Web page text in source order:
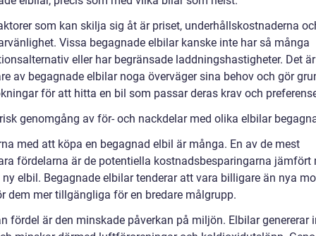
som kan skilja sig åt är priset, underhållskostnaderna
Vissa begagnade elbilar kanske inte har så många
eller har begränsade laddningshastigheter. Det
av begagnade elbilar noga överväger sina behov och gör
för att hitta en bil som passar deras krav och
genomgång av för- och nackdelar med olika elbilar
med att köpa en begagnad elbil är många. En av de mest
fördelarna är de potentiella kostnadsbesparingarna jämfört
ny elbil. Begagnade elbilar tenderar att vara billigare än nya
dem mer tillgängliga för en bredare målgrupp.
fördel är den minskade påverkan på miljön. Elbilar genererar